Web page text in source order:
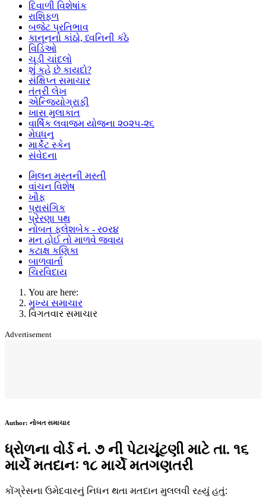
દિવાળી વિશેષાંક
રાશિફળ
બજેટ પ્રતિભાવ
કાનૂનનો કાંઠો, ધ્વનિની કંઠે
વિડિઓ
ચૂડી ચાંદલો
શું કહે છે કાયદો?
સંક્ષિપ્ત સમાચાર
તંત્રી લેખ
એન્જિયોગ્રાફી
ખાસ મુલાકાત
વાર્ષિક લવાજમ યોજના ૨૦૨૫-૨૬
મેઘધનુ
માર્કેટ સ્કેન
સંવેદના
મિલન મસ્તની મસ્તી
વાંચન વિશેષ
ખૌફ
પ્રાસંગિક
પ્રેરણા પથ
નોબત ફ્લેશબેક - ર૦ર૪
મન હોઈ તો માળવે જવાય
કટાક્ષ કણિકા
બાળવાર્તા
ચિરવિદાય
You are here:
મુખ્ય સમાચાર
વિગતવાર સમાચાર
Advertisement
Author: નોબત સમાચાર
ધ્રોળના વોર્ડ નં. ૭ ની પેટાચૂંટણી માટે તા. ૧૬
માર્ચે મતદાનઃ ૧૮ માર્ચે મતગણતરી
કોંગ્રેસના ઉમેદવારનું નિધન થતા મતદાન મુલલવી રહ્યું હતું: